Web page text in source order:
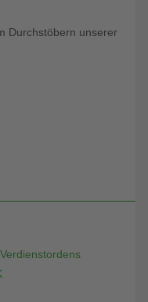
Durchstöbern unserer